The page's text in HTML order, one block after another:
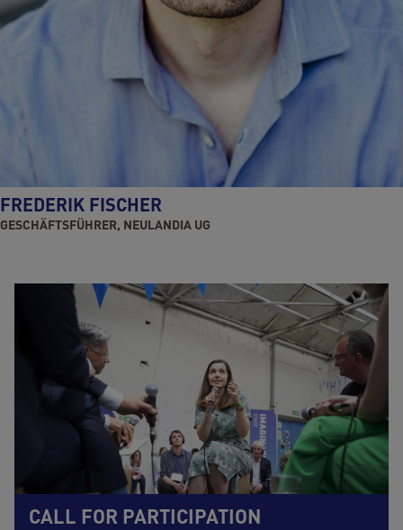
FREDERIK FISCHER
GESCHÄFTSFÜHRER, NEULANDIA UG
CALL FOR PARTICIPATION